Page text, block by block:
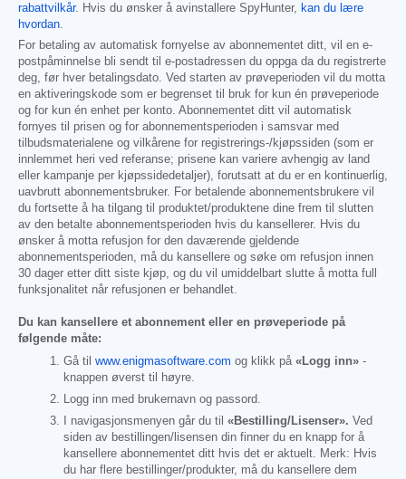
rabattvilkår. Hvis du ønsker å avinstallere SpyHunter, kan du lære
hvordan.
For betaling av automatisk fornyelse av abonnementet ditt, vil en e-
postpåminnelse bli sendt til e-postadressen du oppga da du registrerte
deg, før hver betalingsdato. Ved starten av prøveperioden vil du motta
en aktiveringskode som er begrenset til bruk for kun én prøveperiode
og for kun én enhet per konto. Abonnementet ditt vil automatisk
fornyes til prisen og for abonnementsperioden i samsvar med
tilbudsmaterialene og vilkårene for registrerings-/kjøpssiden (som er
innlemmet heri ved referanse; prisene kan variere avhengig av land
eller kampanje per kjøpssidedetaljer), forutsatt at du er en kontinuerlig,
uavbrutt abonnementsbruker. For betalende abonnementsbrukere vil
du fortsette å ha tilgang til produktet/produktene dine frem til slutten
av den betalte abonnementsperioden hvis du kansellerer. Hvis du
ønsker å motta refusjon for den daværende gjeldende
abonnementsperioden, må du kansellere og søke om refusjon innen
30 dager etter ditt siste kjøp, og du vil umiddelbart slutte å motta full
funksjonalitet når refusjonen er behandlet.
Du kan kansellere et abonnement eller en prøveperiode på
følgende måte:
Gå til www.enigmasoftware.com og klikk på «Logg inn» -
knappen øverst til høyre.
Logg inn med brukernavn og passord.
I navigasjonsmenyen går du til «Bestilling/Lisenser». Ved
siden av bestillingen/lisensen din finner du en knapp for å
kansellere abonnementet ditt hvis det er aktuelt. Merk: Hvis
du har flere bestillinger/produkter, må du kansellere dem